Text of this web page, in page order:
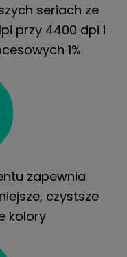
seriach ze
przy 4400 dpi i
1%
zapewnia
czystsze
kolory